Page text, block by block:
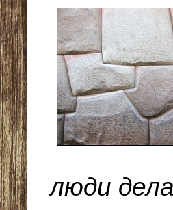
люди